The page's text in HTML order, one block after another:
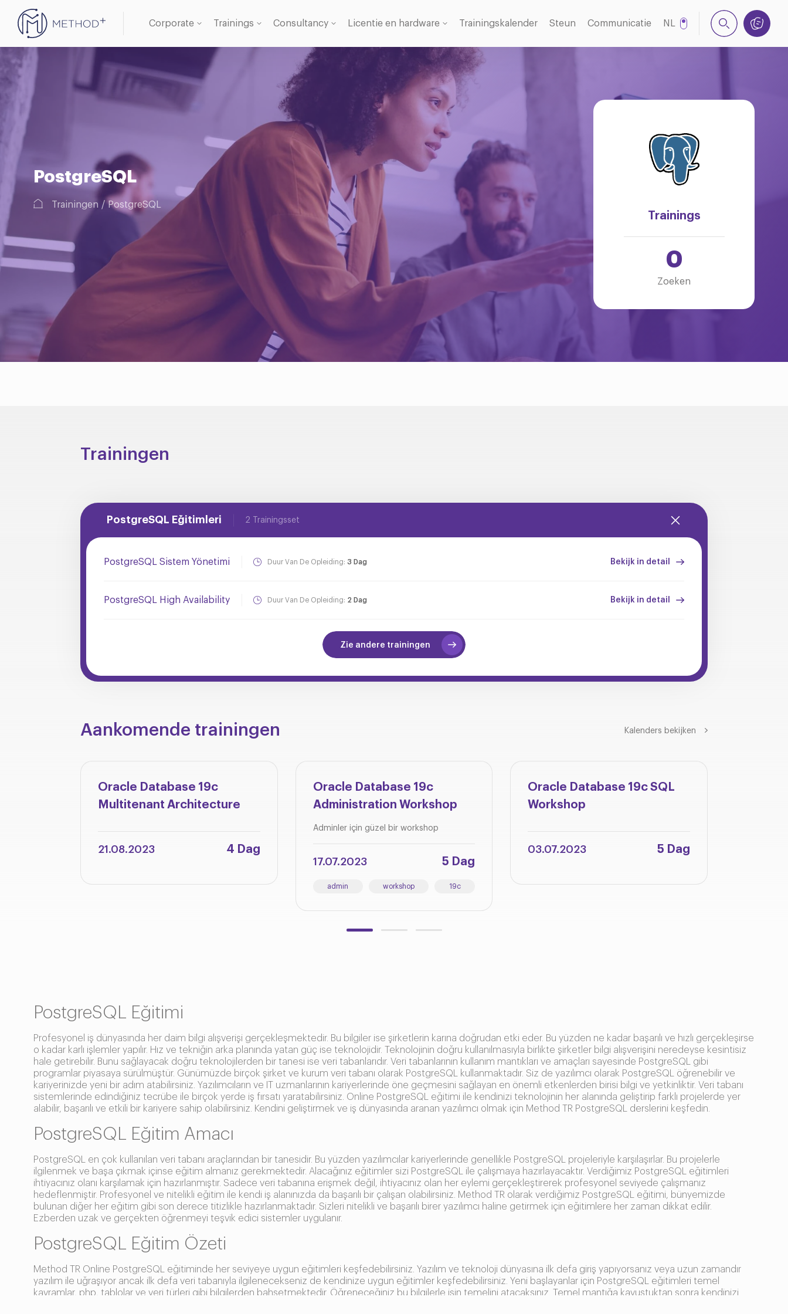
Corporate Trainings Consultancy Licentie en hardware
Oracle Licentie
Trainingskalender Steun Communicatie
NL
PostgreSQL
Trainingen PostgreSQL
Trainings
0
Zoeken
Trainingen
PostgreSQL Eğitimleri 2 Trainingsset
PostgreSQL Sistem Yönetimi Duur Van De Opleiding: 3 Dag Bekijk in detail
PostgreSQL High Availability Duur Van De Opleiding: 2 Dag Bekijk in detail
Zie andere trainingen
Aankomende trainingen Kalenders bekijken
Oracle Database 19c
Multitenant Architecture
21.08.2023 4 Dag
Oracle Database 19c
Administration Workshop
Adminler için güzel bir workshop
17.07.2023 5 Dag
admin workshop 19c
Oracle Database 19c SQL
Workshop
03.07.2023 5 Dag
PostgreSQL Eğitimi
Profesyonel iş dünyasında her daim bilgi alışverişi gerçekleşmektedir. Bu bilgiler ise şirketlerin karına doğrudan etki eder. Bu yüzden ne kadar başarılı ve hızlı gerçekleşirse
o kadar karlı işlemler yapılır. Hız ve tekniğin arka planında yatan güç ise teknolojidir. Teknolojinin doğru kullanılmasıyla birlikte şirketler bilgi alışverişini neredeyse kesintisiz
hale getirebilir. Bunu sağlayacak doğru teknolojilerden bir tanesi ise veri tabanlarıdır. Veri tabanlarının kullanım mantıkları ve amaçları sayesinde PostgreSQL gibi
programlar piyasaya sürülmüştür. Günümüzde birçok şirket ve kurum veri tabanı olarak PostgreSQL kullanmaktadır. Siz de yazılımcı olarak PostgreSQL öğrenebilir ve
kariyerinizde yeni bir adım atabilirsiniz. Yazılımcıların ve IT uzmanlarının kariyerlerinde öne geçmesini sağlayan en önemli etkenlerden birisi bilgi ve yetkinliktir. Veri tabanı
sistemlerinde edindiğiniz tecrübe ile birçok yerde iş fırsatı yaratabilirsiniz. Online PostgreSQL eğitimi ile kendinizi teknolojinin her alanında geliştirip farklı projelerde yer
alabilir, başarılı ve etkili bir kariyere sahip olabilirsiniz. Kendini geliştirmek ve iş dünyasında aranan yazılımcı olmak için Method TR PostgreSQL derslerini keşfedin.
PostgreSQL Eğitim Amacı
PostgreSQL en çok kullanılan veri tabanı araçlarından bir tanesidir. Bu yüzden yazılımcılar kariyerlerinde genellikle PostgreSQL projeleriyle karşılaşırlar. Bu projelerle
ilgilenmek ve başa çıkmak içinse eğitim almanız gerekmektedir. Alacağınız eğitimler sizi PostgreSQL ile çalışmaya hazırlayacaktır. Verdiğimiz PostgreSQL eğitimleri
ihtiyacınız olanı karşılamak için hazırlanmıştır. Sadece veri tabanına erişmek değil, ihtiyacınız olan her eylemi gerçekleştirerek profesyonel seviyede çalışmanız
hedeflenmiştir. Profesyonel ve nitelikli eğitim ile kendi iş alanınızda da başarılı bir çalışan olabilirsiniz. Method TR olarak verdiğimiz PostgreSQL eğitimi, bünyemizde
bulunan diğer her eğitim gibi son derece titizlikle hazırlanmaktadır. Sizleri nitelikli ve başarılı birer yazılımcı haline getirmek için eğitimlere her zaman dikkat edilir.
Ezberden uzak ve gerçekten öğrenmeyi teşvik edici sistemler uygulanır.
PostgreSQL Eğitim Özeti
Method TR Online PostgreSQL eğitiminde her seviyeye uygun eğitimleri keşfedebilirsiniz. Yazılım ve teknoloji dünyasına ilk defa giriş yapıyorsanız veya uzun zamandır
yazılım ile uğraşıyor ancak ilk defa veri tabanıyla ilgilenecekseniz de kendinize uygun eğitimler keşfedebilirsiniz. Yeni başlayanlar için PostgreSQL eğitimleri temel
kavramlar, php, tablolar ve veri türleri gibi bilgilerden bahsetmektedir. Öğreneceğiniz bu bilgilerle işin temelini atacaksınız. Temel mantığa kavuştuktan sonra kendinizi